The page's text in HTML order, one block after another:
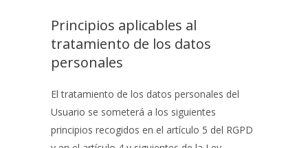
Principios aplicables al
tratamiento de los datos
personales
El tratamiento de los datos personales del
Usuario se someterá a los siguientes
principios recogidos en el artículo 5 del RGPD